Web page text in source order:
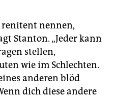
renitent nennen,
Stanton. „Jeder kann
stellen,
wie im Schlechten.
anderen blöd
dich diese andere